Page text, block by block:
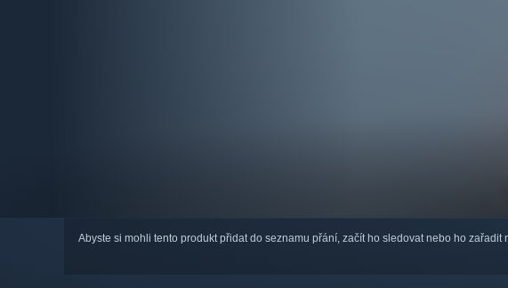
Abyste si mohli tento produkt přidat do seznamu přání, začít ho sledovat nebo ho zařadit